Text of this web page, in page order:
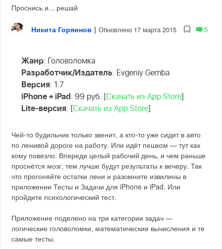
Проснись и... решай
Никита Горяинов | Обновлено 17 марта 2015 5
Жанр: Головоломка
Разработчик/Издатель: Evgeniy Gemba
Версия: 1.7
iPhone + iPad : 99 руб. [Скачать из App Store]
Lite-версия: [Скачать из App Store]
Чей-то будильник только звенит, а кто-то уже сидит в авто
по ленивой дороге на работу. Или идёт пешком — тут как
кому повезло. Впереди целый рабочий день, и чем раньше
проснётся мозг, тем лучше будут результаты к вечеру. Так
что прогоняйте остатки лени и разомните извилины в
приложении Тесты и Задачи для iPhone и iPad. Или
пройдите психологический тест.
Приложение поделено на три категории задач —
логические головоломки, математические вычисления и те
самые тесты.